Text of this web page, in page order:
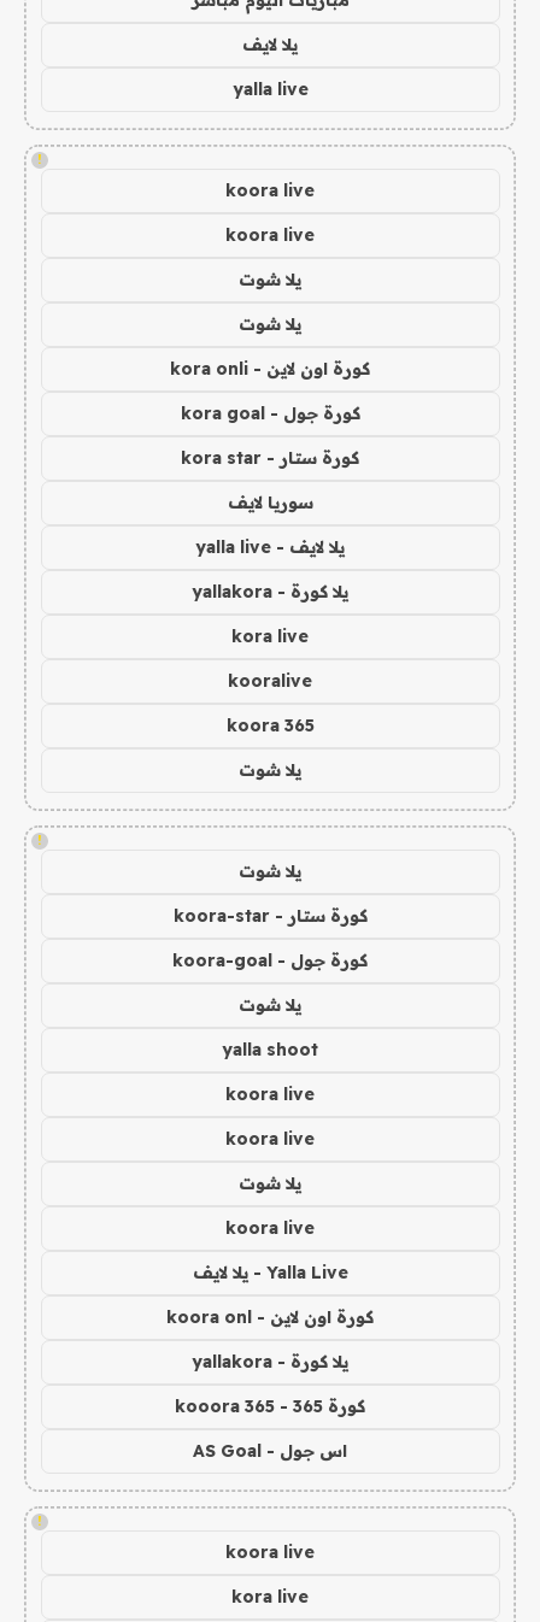
يلا لايف
yalla live
!
koora live
koora live
يلا شوت
يلا شوت
كورة اون لاين - kora onli
كورة جول - kora goal
كورة ستار - kora star
سوريا لايف
يلا لايف - yalla live
يلا كورة - yallakora
kora live
kooralive
koora 365
يلا شوت
!
يلا شوت
كورة ستار - koora-star
كورة جول - koora-goal
يلا شوت
yalla shoot
koora live
koora live
يلا شوت
koora live
Yalla Live - يلا لايف
كورة اون لاين - koora onl
يلا كورة - yallakora
كورة 365 - kooora 365
اس جول - AS Goal
!
koora live
kora live